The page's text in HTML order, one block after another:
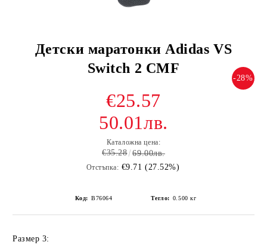
Детски маратонки Adidas VS
Switch 2 CMF
-28%
€25.57
50.01лв.
Каталожна цена:
€35.28 69.00лв.
Отстъпка: €9.71 (27.52%)
Код: B76064 Тегло: 0.500 кг
Размер 3: